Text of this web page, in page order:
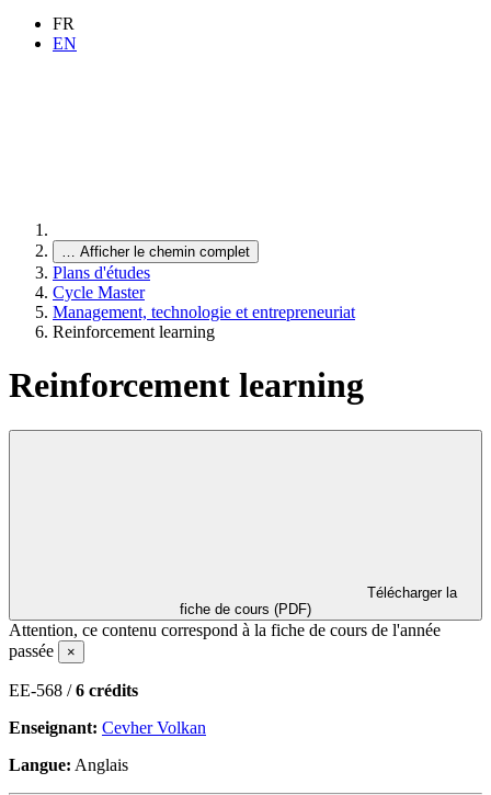
FR
EN
… Afficher le chemin complet
Plans d'études
Cycle Master
Management, technologie et entrepreneuriat
Reinforcement learning
Reinforcement learning
fiche de cours (PDF)
Attention, ce contenu correspond à la fiche de cours de l'année
passée
×
EE-568 /6 crédits
Enseignant: Cevher Volkan
Langue: Anglais